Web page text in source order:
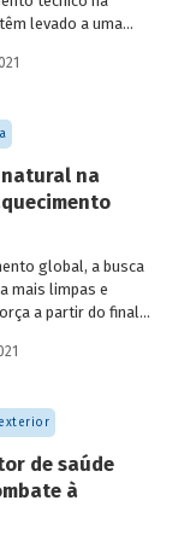
levado a uma
produzido no
de geração que
tão
Entenda como
diferentes
podem
a geração de
natural na
global, a busca
mais limpas e
a partir do final
emissões de CO
o gás
combustível
para a
aproveitando
com menor
que outros
de saúde
à